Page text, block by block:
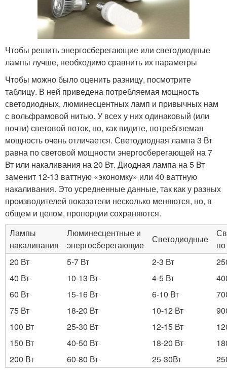
Чтобы решить энергосберегающие или светодиодные
лампы лучше, необходимо сравнить их параметры
Чтобы можно было оценить разницу, посмотрите
таблицу. В ней приведена потребляемая мощность
светодиодных, люминесцентных ламп и привычных нам
с вольфрамовой нитью. У всех у них одинаковый (или
почти) световой поток, но, как видите, потребляемая
мощность очень отличается. Светодиодная лампа 3 Вт
равна по световой мощности энергосберегающей на 7
Вт или накаливания на 20 Вт. Диодная лампа на 5 Вт
заменит 12-13 ваттную «экономку» или 40 ваттную
накаливания. Это усредненные данные, так как у разных
производителей показатели несколько меняются, но, в
общем и целом, пропорции сохраняются.
Лампы
накаливания
Люминесцентные и
энергосберегающие
Светодиодные
20 Вт
5-7 Вт 2-3 Вт
40 Вт
10-13 Вт 4-5 Вт
60 Вт
15-16 Вт 6-10 Вт
75 Вт
18-20 Вт 10-12 Вт
100 Вт
25-30 Вт 12-15 Вт
150 Вт
40-50 Вт 18-20 Вт
200 Вт
60-80 Вт 25-30Вт